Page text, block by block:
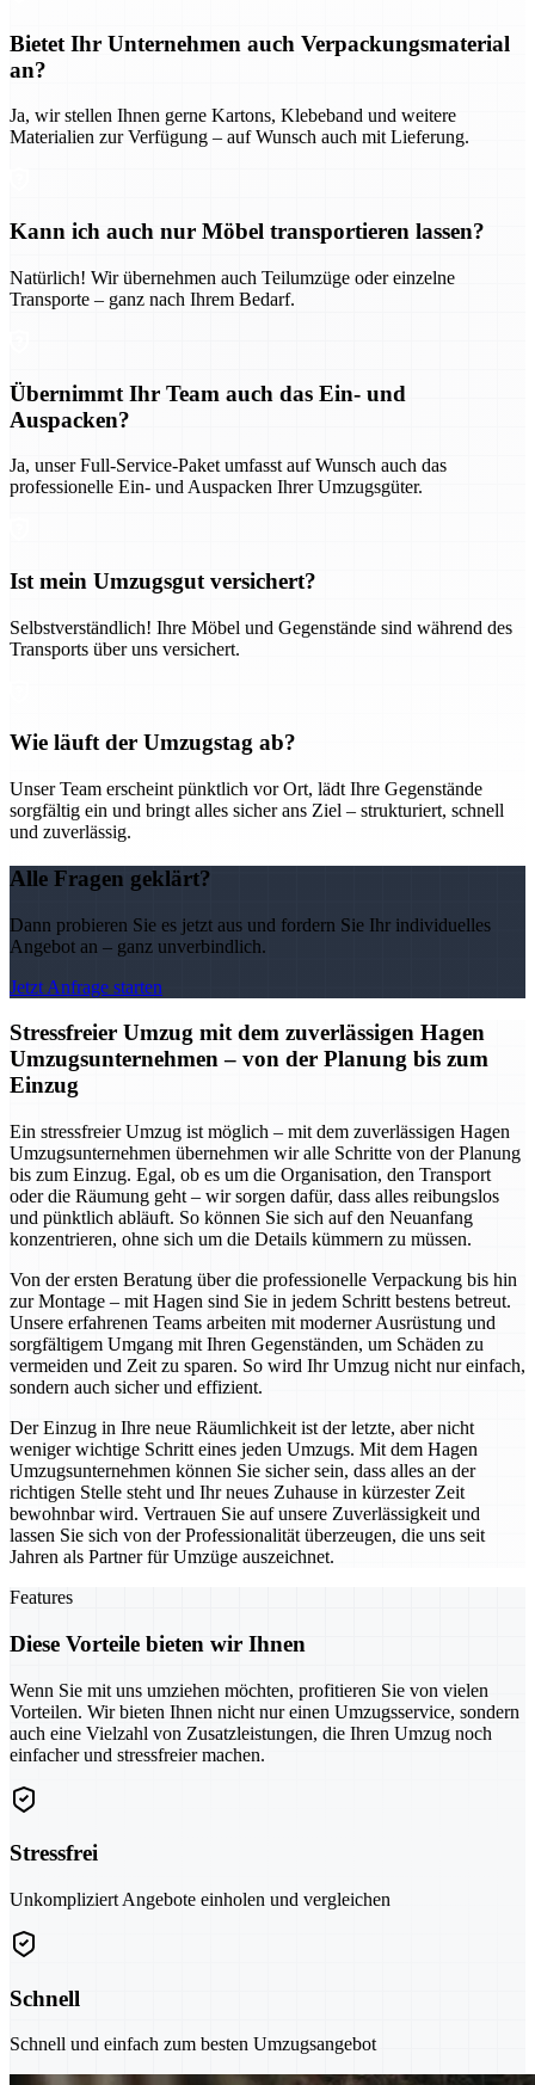
Bietet Ihr Unternehmen auch Verpackungsmaterial
an?
Ja, wir stellen Ihnen gerne Kartons, Klebeband und weitere
Materialien zur Verfügung – auf Wunsch auch mit Lieferung.
Kann ich auch nur Möbel transportieren lassen?
Natürlich! Wir übernehmen auch Teilumzüge oder einzelne
Transporte – ganz nach Ihrem Bedarf.
Übernimmt Ihr Team auch das Ein- und
Auspacken?
Ja, unser Full-Service-Paket umfasst auf Wunsch auch das
professionelle Ein- und Auspacken Ihrer Umzugsgüter.
Ist mein Umzugsgut versichert?
Selbstverständlich! Ihre Möbel und Gegenstände sind während des
Transports über uns versichert.
Wie läuft der Umzugstag ab?
Unser Team erscheint pünktlich vor Ort, lädt Ihre Gegenstände
sorgfältig ein und bringt alles sicher ans Ziel – strukturiert, schnell
und zuverlässig.
Alle Fragen geklärt?
Dann probieren Sie es jetzt aus und fordern Sie Ihr individuelles
Angebot an – ganz unverbindlich.
Jetzt Anfrage starten
Stressfreier Umzug mit dem zuverlässigen Hagen
Umzugsunternehmen – von der Planung bis zum
Einzug
Ein stressfreier Umzug ist möglich – mit dem zuverlässigen Hagen
Umzugsunternehmen übernehmen wir alle Schritte von der Planung
bis zum Einzug. Egal, ob es um die Organisation, den Transport
oder die Räumung geht – wir sorgen dafür, dass alles reibungslos
und pünktlich abläuft. So können Sie sich auf den Neuanfang
konzentrieren, ohne sich um die Details kümmern zu müssen.
Von der ersten Beratung über die professionelle Verpackung bis hin
zur Montage – mit Hagen sind Sie in jedem Schritt bestens betreut.
Unsere erfahrenen Teams arbeiten mit moderner Ausrüstung und
sorgfältigem Umgang mit Ihren Gegenständen, um Schäden zu
vermeiden und Zeit zu sparen. So wird Ihr Umzug nicht nur einfach,
sondern auch sicher und effizient.
Der Einzug in Ihre neue Räumlichkeit ist der letzte, aber nicht
weniger wichtige Schritt eines jeden Umzugs. Mit dem Hagen
Umzugsunternehmen können Sie sicher sein, dass alles an der
richtigen Stelle steht und Ihr neues Zuhause in kürzester Zeit
bewohnbar wird. Vertrauen Sie auf unsere Zuverlässigkeit und
lassen Sie sich von der Professionalität überzeugen, die uns seit
Jahren als Partner für Umzüge auszeichnet.
Features
Diese Vorteile bieten wir Ihnen
Wenn Sie mit uns umziehen möchten, profitieren Sie von vielen
Vorteilen. Wir bieten Ihnen nicht nur einen Umzugsservice, sondern
auch eine Vielzahl von Zusatzleistungen, die Ihren Umzug noch
einfacher und stressfreier machen.
Stressfrei
Unkompliziert Angebote einholen und vergleichen
Schnell
Schnell und einfach zum besten Umzugsangebot